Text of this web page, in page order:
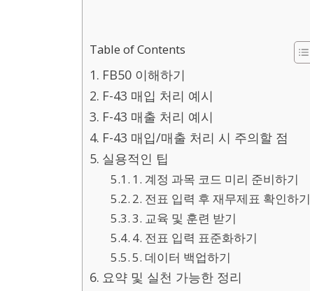
Table of Contents
FB50 이해하기
F-43 매입 처리 예시
F-43 매출 처리 예시
F-43 매입/매출 처리 시 주의할 점
실용적인 팁
1. 계정 과목 코드 미리 준비하기
2. 전표 입력 후 재무제표 확인하기
3. 교육 및 훈련 받기
4. 전표 입력 표준화하기
5. 데이터 백업하기
요약 및 실천 가능한 정리